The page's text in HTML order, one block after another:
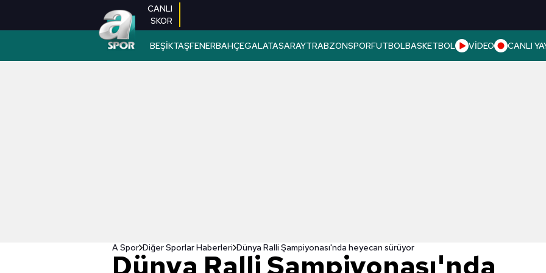
CANLI
SKOR
BEŞİKTAŞFENERBAHÇEGALATASARAYTRABZONSPORFUTBOLBASKETBOL VİDEO CANLI
A Spor Diğer Sporlar Haberleri Dünya Ralli Şampiyonası'nda heyecan sürüyor
Dünya Ralli Şampiyonası'nda